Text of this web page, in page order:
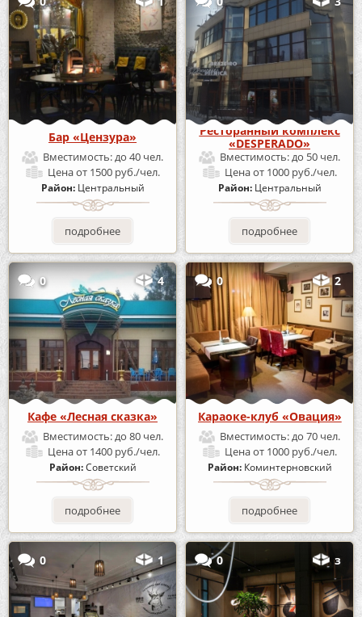
Бар «Цензура»
Вместимость:до 40 чел.
Ценаот 1500 руб./чел.
Район: Центральный
подробнее
Ресторанный комплекс
«DESPERADO»
Вместимость:до 50 чел.
Ценаот 1000 руб./чел.
Район: Центральный
подробнее
0 4
Кафе «Лесная сказка»
Вместимость:до 80 чел.
Ценаот 1400 руб./чел.
Район:Советский
подробнее
0 2
Караоке-клуб «Овация»
Вместимость:до 70 чел.
Ценаот 1000 руб./чел.
Район: Коминтерновский
подробнее
0 1 0 з